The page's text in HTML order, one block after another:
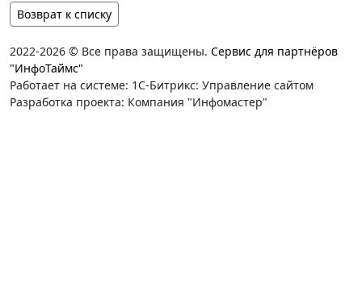
Возврат к списку
2022-2026 © Все права защищены. Сервис для партнёров
"ИнфоТаймс"
Работает на системе: 1С-Битрикс: Управление сайтом
Разработка проекта: Компания "Инфомастер"